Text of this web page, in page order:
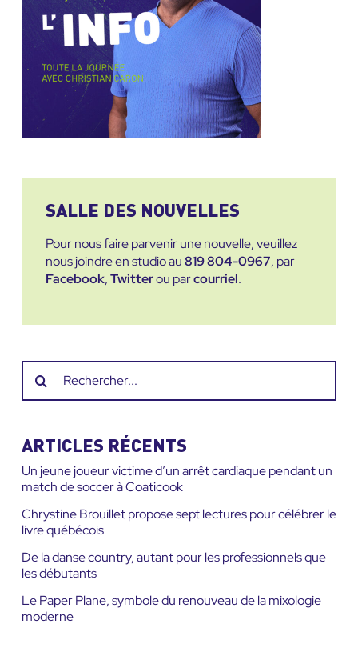
SALLE DES NOUVELLES
Pour nous faire parvenir une nouvelle, veuillez
nous joindre en studio au819 804-0967, par
Facebook,Twitterou parcourriel.
Recherche
site
:
ARTICLES RÉCENTS
Un jeune joueur victime d’un arrêt cardiaque pendant un
match de soccer à Coaticook
Chrystine Brouillet propose sept lectures pour célébrer le
livre québécois
De la danse country, autant pour les professionnels que
les débutants
Le Paper Plane, symbole du renouveau de la mixologie
moderne